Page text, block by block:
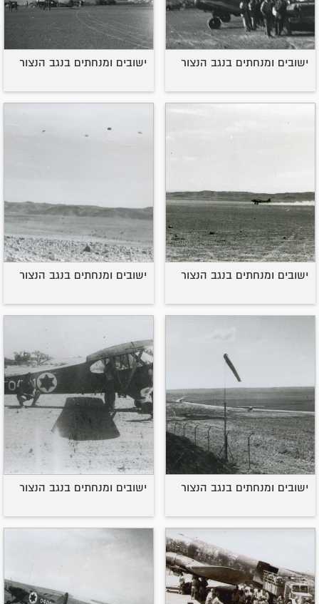
ישובים ומנחתים בנגב הנצור ישובים ומנחתים בנגב הנצור
ישובים ומנחתים בנגב הנצור ישובים ומנחתים בנגב הנצור
ישובים ומנחתים בנגב הנצור ישובים ומנחתים בנגב הנצור